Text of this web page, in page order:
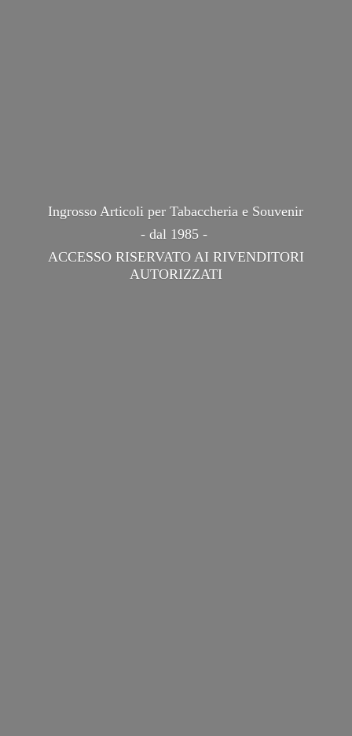
Ingrosso Articoli per Tabaccheria e Souvenir
- dal 1985 -
ACCESSO RISERVATO AI RIVENDITORI
AUTORIZZATI